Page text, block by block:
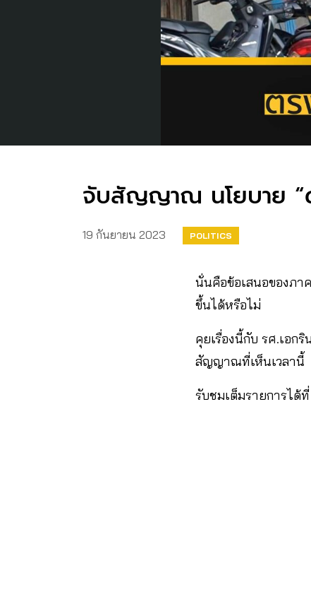
จับสัญญาณ นโยบาย “ดั
19 กันยายน 2023 POLITICS
นั่นคือข้อเสนอของภา
ขึ้นได้หรือไม่
คุยเรื่องนี้กับ รศ.เอก
สัญญาณที่เห็นเวลานี้
รับชมเต็มรายการได้ที่